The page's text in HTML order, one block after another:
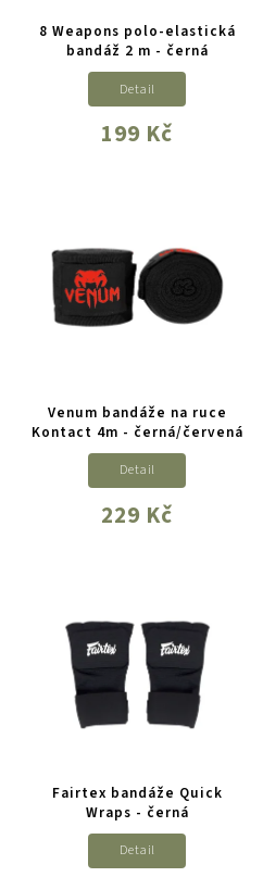
8 Weapons polo-elastická
bandáž 2 m - černá
199 Kč
Detail
Venum bandáže na ruce
Kontact 4m - černá/červená
229 Kč
Detail
Fairtex bandáže Quick
Wraps - černá
Detail